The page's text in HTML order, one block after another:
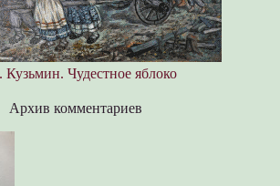
Чудестное яблоко
Архив комментариев